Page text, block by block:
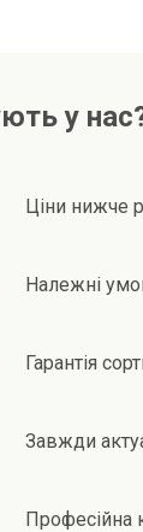
у
Ціни нижче
Належні
Гарантія
Завжди
Професійна